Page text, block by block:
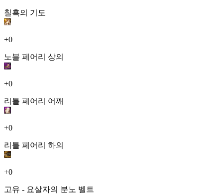
칠흑의 기도
+0
노블 페어리 상의
+0
리틀 페어리 어깨
+0
리틀 페어리 하의
+0
고유 - 요살자의 분노 벨트